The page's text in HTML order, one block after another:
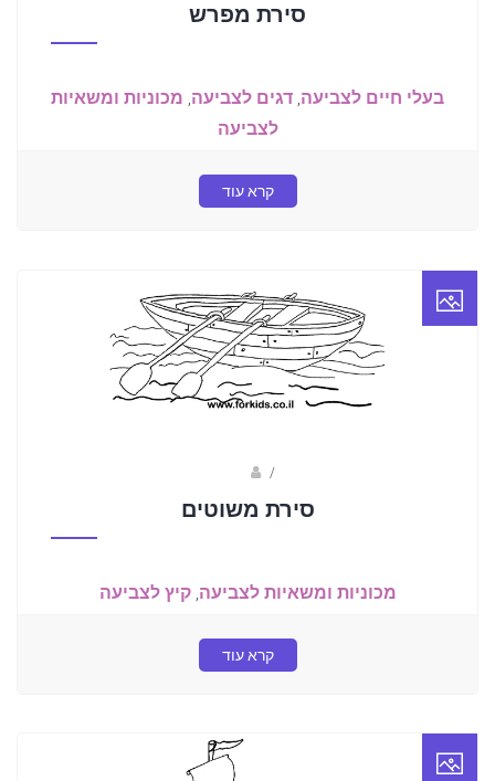
סירת מפרש
בעלי חיים לצביעה, דגים לצביעה, מכוניות ומשאיות
לצביעה
קרא עוד
/
סירת משוטים
מכוניות ומשאיות לצביעה,קיץ לצביעה
קרא עוד